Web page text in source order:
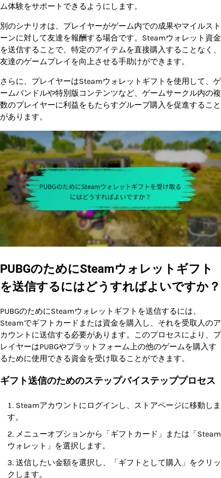
ム体験をサポートできるようにします。
別のシナリオは、プレイヤーがゲーム内での成果やマイルスト
ーンに対して友達を報酬する場合です。Steamウォレット資金
を送信することで、特定のアイテムを直接購入することなく、
友達のゲームプレイを向上させる手助けができます。
さらに、プレイヤーはSteamウォレットギフトを使用して、ゲ
ームバンドルや特別版コンテンツなど、ゲームサークル内の複
数のプレイヤーに利益をもたらすグループ購入を促進すること
があります。
PUBGのためにSteamウォレットギフト
を送信するにはどうすればよいですか？
PUBGのためにSteamウォレットギフトを送信するには、
Steamでギフトカードまたは資金を購入し、それを受取人のア
カウントに送信する必要があります。このプロセスにより、プ
レイヤーはPUBGやプラットフォーム上の他のゲームを購入す
るために使用できる資金を受け取ることができます。
ギフト送信のためのステップバイステッププロセス
Steamアカウントにログインし、ストアページに移動しま
す。
メニューオプションから「ギフトカード」または「Steam
ウォレット」を選択します。
送信したい金額を選択し、「ギフトとして購入」をクリッ
クします。